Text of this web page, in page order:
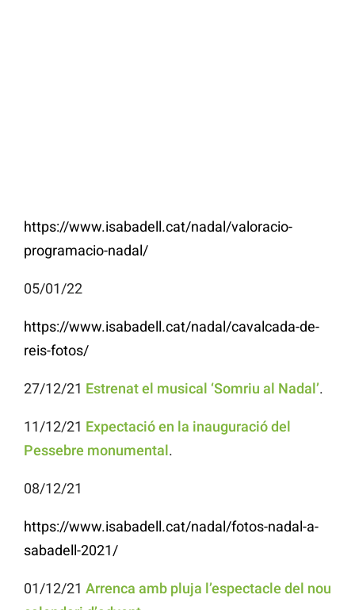
https://www.isabadell.cat/nadal/valoracio-
programacio-nadal/
05/01/22
https://www.isabadell.cat/nadal/cavalcada-de-
reis-fotos/
27/12/21 Estrenat el musical ‘Somriu al Nadal’.
11/12/21 Expectació en la inauguració del
Pessebre monumental.
08/12/21
https://www.isabadell.cat/nadal/fotos-nadal-a-
sabadell-2021/
01/12/21 Arrenca amb pluja l’espectacle del nou